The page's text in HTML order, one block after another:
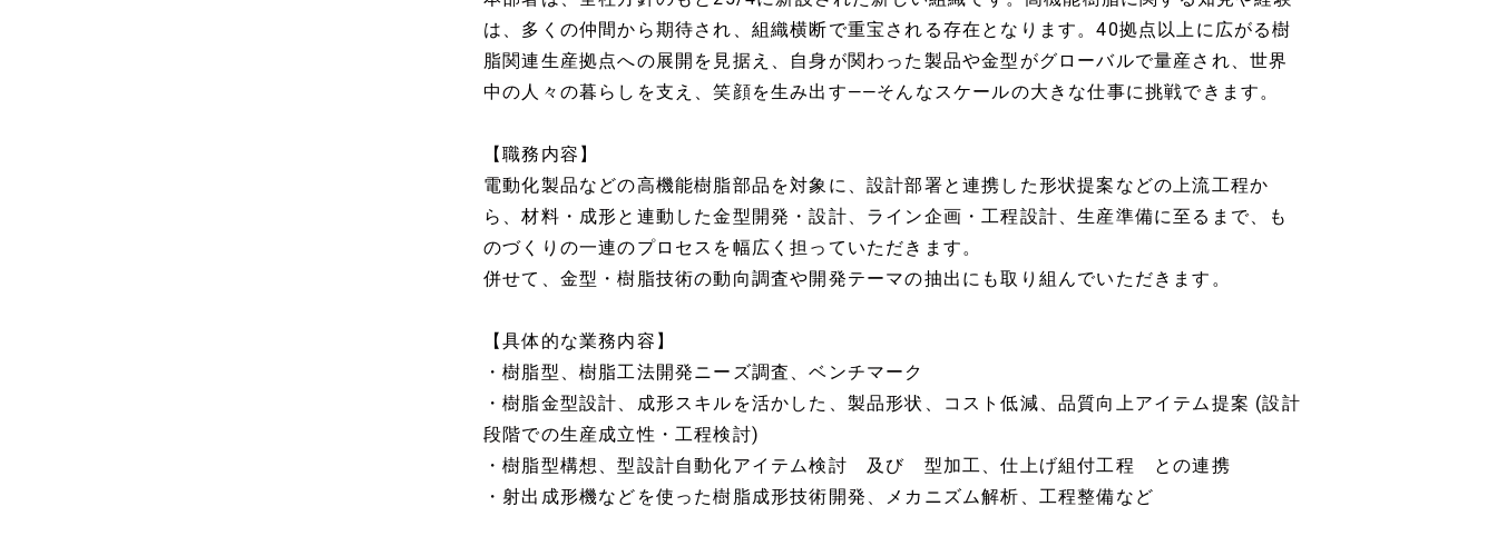
は、多くの仲間から期待され、組織横断で重宝される存在となります。40拠点以上に広がる樹
脂関連生産拠点への展開を見据え、自身が関わった製品や金型がグローバルで量産され、世界
中の人々の暮らしを支え、笑顔を生み出す――そんなスケールの大きな仕事に挑戦できます。
【職務内容】
電動化製品などの高機能樹脂部品を対象に、設計部署と連携した形状提案などの上流工程か
ら、材料・成形と連動した金型開発・設計、ライン企画・工程設計、生産準備に至るまで、も
のづくりの一連のプロセスを幅広く担っていただきます。
併せて、金型・樹脂技術の動向調査や開発テーマの抽出にも取り組んでいただきます。
【具体的な業務内容】
・樹脂型、樹脂工法開発ニーズ調査、ベンチマーク
・樹脂金型設計、成形スキルを活かした、製品形状、コスト低減、品質向上アイテム提案 (設計
段階での生産成立性・工程検討)
・樹脂型構想、型設計自動化アイテム検討 及び 型加工、仕上げ組付工程 との連携
・射出成形機などを使った樹脂成形技術開発、メカニズム解析、工程整備など